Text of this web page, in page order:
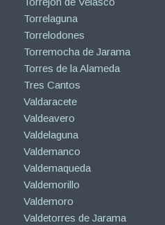
Torrelaguna
Torrelodones
Torremocha de Jarama
Torres de la Alameda
Tres Cantos
Valdaracete
Valdeavero
Valdelaguna
Valdemanco
Valdemaqueda
Valdemorillo
Valdemoro
Valdetorres de Jarama